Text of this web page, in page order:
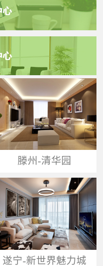
滕州-清华园
遂宁-新世界魅力城